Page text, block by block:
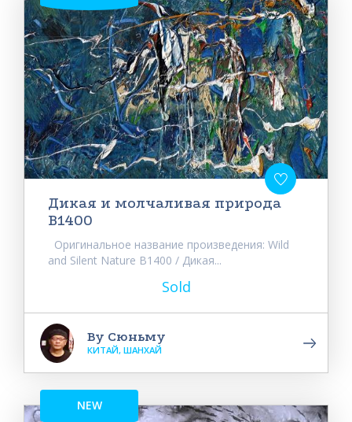
Дикая и молчаливая природа
B1400
Оригинальное название произведения: Wild
and Silent Nature B1400 / Дикая...
Sold
Ву Сюньму
КИТАЙ, ШАНХАЙ
NEW